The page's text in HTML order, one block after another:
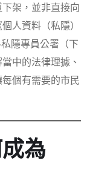
架，並非直接向
人資料（私隱）
隱專員公署（下
中的法律理據、
個有需要的市民
為